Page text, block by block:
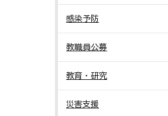
感染予防
教職員公募
教育・研究
災害支援